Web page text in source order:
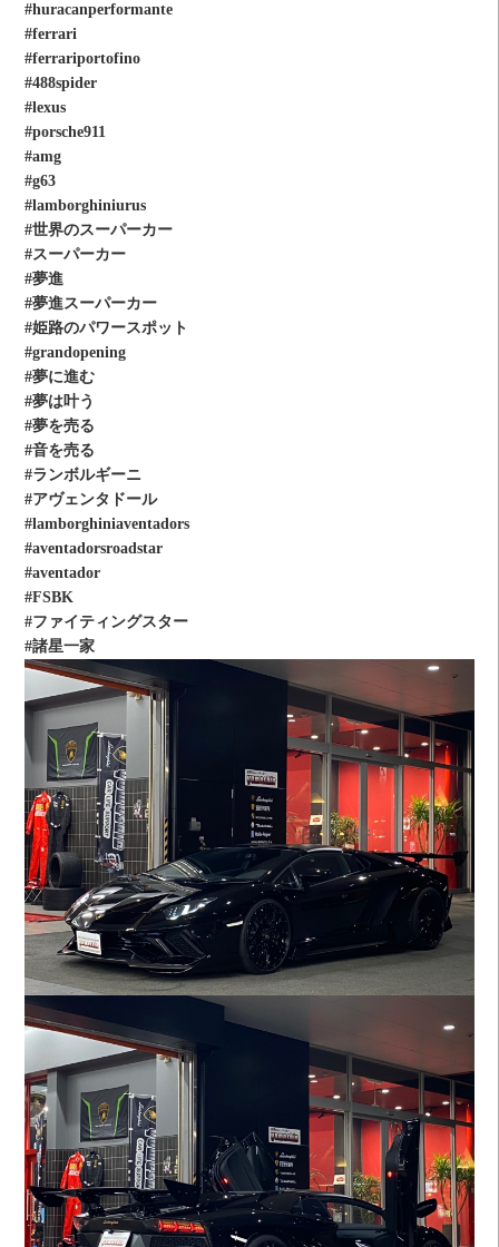
#huracanperformante
#ferrari
#ferrariportofino
#488spider
#lexus
#porsche911
#amg
#g63
#lamborghiniurus
#世界のスーパーカー
#スーパーカー
#夢進
#夢進スーパーカー
#姫路のパワースポット
#grandopening
#夢に進む
#夢は叶う
#夢を売る
#音を売る
#ランボルギーニ
#アヴェンタドール
#lamborghiniaventadors
#aventadorsroadstar
#aventador
#FSBK
#ファイティングスター
#諸星一家